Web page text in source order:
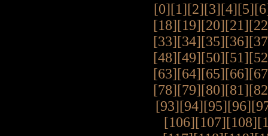
[0][1][2][3][4][5]
[18][19][20][21]
[33][34][35][36]
[48][49][50][51]
[63][64][65][66]
[78][79][80][81]
[93][94][95][96]
[106][107][108]